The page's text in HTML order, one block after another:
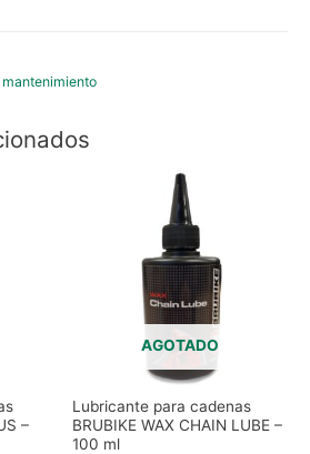
–
AGOTADO
Lubricante para cadenas
BRUBIKE WAX CHAIN LUBE –
100 ml